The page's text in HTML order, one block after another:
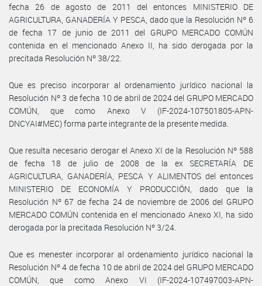
fecha 26 de agosto de 2011 del entonces MINISTERIO DE
AGRICULTURA, GANADERÍA Y PESCA, dado que la Resolución Nº 6
de fecha 17 de junio de 2011 del GRUPO MERCADO COMÚN
contenida en el mencionado Anexo II, ha sido derogada por la
precitada Resolución Nº 38/22.
Que es preciso incorporar al ordenamiento jurídico nacional la
Resolución Nº 3 de fecha 10 de abril de 2024 del GRUPO MERCADO
COMÚN, que como Anexo V (IF-2024-107501805-APN-
DNCYAI#MEC) forma parte integrante de la presente medida.
Que resulta necesario derogar el Anexo XI de la Resolución Nº 588
de fecha 18 de julio de 2008 de la ex SECRETARÍA DE
AGRICULTURA, GANADERÍA, PESCA Y ALIMENTOS del entonces
MINISTERIO DE ECONOMÍA Y PRODUCCIÓN, dado que la
Resolución Nº 67 de fecha 24 de noviembre de 2006 del GRUPO
MERCADO COMÚN contenida en el mencionado Anexo XI, ha sido
derogada por la precitada Resolución Nº 3/24.
Que es menester incorporar al ordenamiento jurídico nacional la
Resolución Nº 4 de fecha 10 de abril de 2024 del GRUPO MERCADO
COMÚN, que como Anexo VI (IF-2024-107497003-APN-